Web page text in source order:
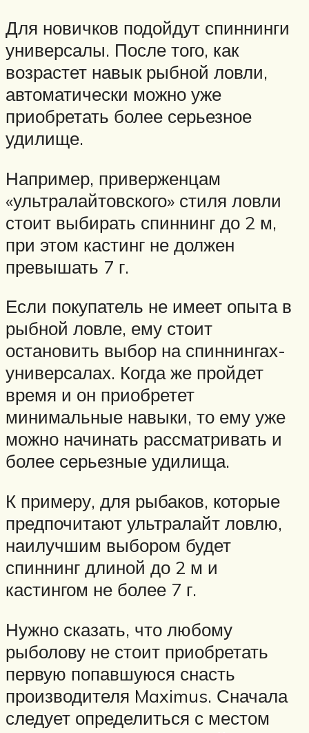
Для новичков подойдут спиннинги
универсалы. После того, как
возрастет навык рыбной ловли,
автоматически можно уже
приобретать более серьезное
удилище.
Например, приверженцам
«ультралайтовского» стиля ловли
стоит выбирать спиннинг до 2 м,
при этом кастинг не должен
превышать 7 г.
Если покупатель не имеет опыта в
рыбной ловле, ему стоит
остановить выбор на спиннингах-
универсалах. Когда же пройдет
время и он приобретет
минимальные навыки, то ему уже
можно начинать рассматривать и
более серьезные удилища.
К примеру, для рыбаков, которые
предпочитают ультралайт ловлю,
наилучшим выбором будет
спиннинг длиной до 2 м и
кастингом не более 7 г.
Нужно сказать, что любому
рыболову не стоит приобретать
первую попавшуюся снасть
производителя Maximus. Сначала
следует определиться с местом